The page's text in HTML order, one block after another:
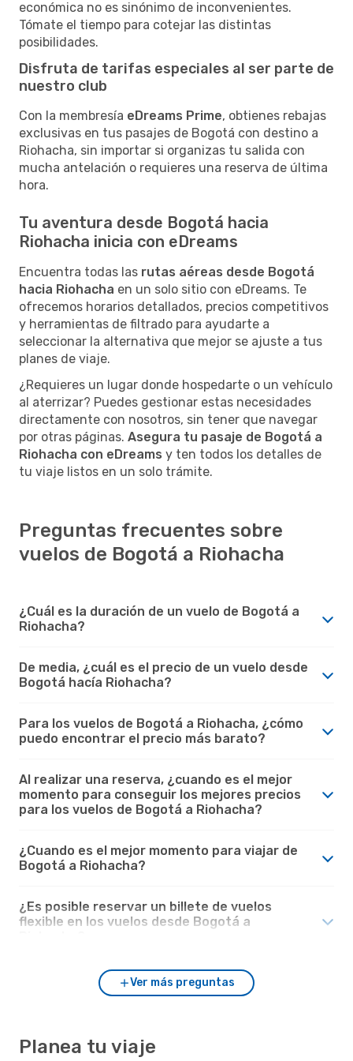
económica no es sinónimo de inconvenientes.
Tómate el tiempo para cotejar las distintas
posibilidades.
Disfruta de tarifas especiales al ser parte de
nuestro club
Con la membresía eDreams Prime, obtienes rebajas
exclusivas en tus pasajes de Bogotá con destino a
Riohacha, sin importar si organizas tu salida con
mucha antelación o requieres una reserva de última
hora.
Tu aventura desde Bogotá hacia
Riohacha inicia con eDreams
Encuentra todas las rutas aéreas desde Bogotá
hacia Riohacha en un solo sitio con eDreams. Te
ofrecemos horarios detallados, precios competitivos
y herramientas de filtrado para ayudarte a
seleccionar la alternativa que mejor se ajuste a tus
planes de viaje.
¿Requieres un lugar donde hospedarte o un vehículo
al aterrizar? Puedes gestionar estas necesidades
directamente con nosotros, sin tener que navegar
por otras páginas. Asegura tu pasaje de Bogotá a
Riohacha con eDreams y ten todos los detalles de
tu viaje listos en un solo trámite.
Preguntas frecuentes sobre
vuelos de Bogotá a Riohacha
¿Cuál es la duración de un vuelo de Bogotá a
Riohacha?
De media, ¿cuál es el precio de un vuelo desde
Bogotá hacía Riohacha?
Para los vuelos de Bogotá a Riohacha, ¿cómo
puedo encontrar el precio más barato?
Al realizar una reserva, ¿cuando es el mejor
momento para conseguir los mejores precios
para los vuelos de Bogotá a Riohacha?
¿Cuando es el mejor momento para viajar de
Bogotá a Riohacha?
¿Es posible reservar un billete de vuelos
flexible en los vuelos desde Bogotá a
Ver más preguntas
Planea tu viaje